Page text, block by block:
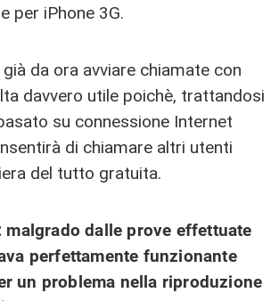
per iPhone 3G.
da ora avviare chiamate con
davvero utile poichè, trattandosi
su connessione Internet
di chiamare altri utenti
del tutto gratuita.
malgrado dalle prove effettuate
perfettamente funzionante
un problema nella riproduzione